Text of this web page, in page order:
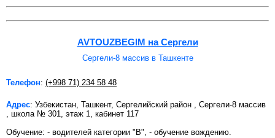
AVTOUZBEGIM на Сергели
Сергели-8 массив в Ташкенте
Телефон: (+998 71) 234 58 48
Адрес: Узбекистан, Ташкент, Сергелийский район , Сергели-8 массив
, школа № 301, этаж 1, кабинет 117
Обучение: - водителей категории "В", - обучение вождению.